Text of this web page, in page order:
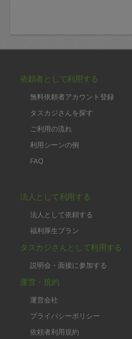
依頼者として利用する
無料依頼者アカウント登録
タスカジさんを探す
ご利用の流れ
利用シーンの例
FAQ
法人として利用する
法人として依頼する
福利厚生プラン
タスカジさんとして利用する
説明会・面接に参加する
運営・規約
運営会社
プライバシーポリシー
依頼者利用規約